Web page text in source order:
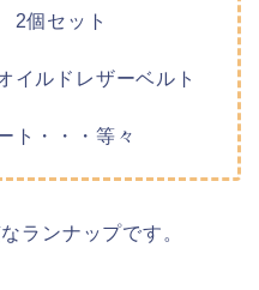
個セット
ルドレザーベルト
ト・・・等々
ランナップです。